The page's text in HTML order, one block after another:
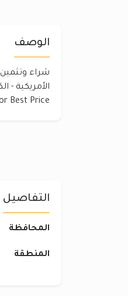
الوصف
شراء وتثمين
Best Price
التفاصيل
المحافظة
المنطقة